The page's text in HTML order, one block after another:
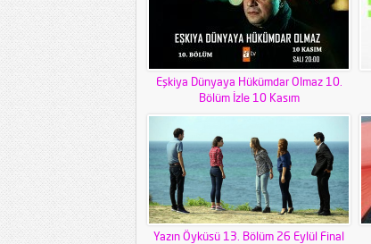
Eşkiya Dünyaya Hükümdar Olmaz 10.
Bölüm İzle 10 Kasım
Yazın Öyküsü 13. Bölüm 26 Eylül Final